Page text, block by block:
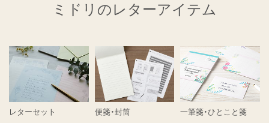
ミドリのレターアイテム
レターセット 便箋・封筒 一筆箋・ひとこと箋